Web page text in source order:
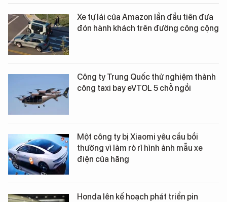
Xe tự lái của Amazon lần đầu tiên đưa
đón hành khách trên đường công cộng
Công ty Trung Quốc thử nghiệm thành
công taxi bay eVTOL 5 chỗ ngồi
Một công ty bị Xiaomi yêu cầu bồi
thường vì làm rò rỉ hình ảnh mẫu xe
điện của hãng
Honda lên kế hoạch phát triển pin